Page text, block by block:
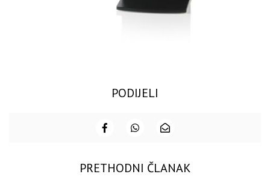
PODIJELI
PRETHODNI ČLANAK